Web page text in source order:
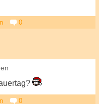
0
0